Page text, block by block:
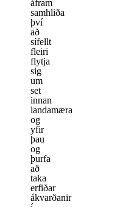
áfram
samhliða
því
að
sífellt
fleiri
flytja
sig
um
set
innan
landamæra
og
yfir
þau
og
þurfa
að
taka
erfiðar
ákvarðanir